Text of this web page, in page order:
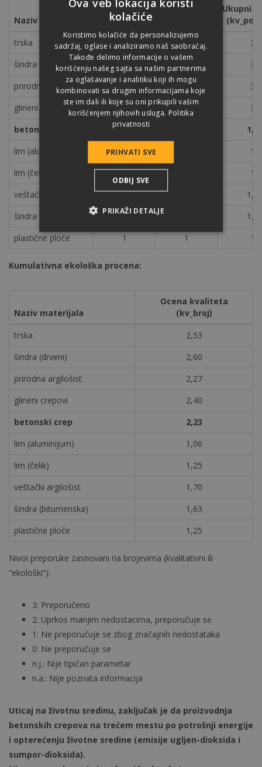
Naziv materijala
Energija
(kv_podbroj)
Recirk. /-
Ukupni
trska
3 3
3
šindra (drveni)
3 3
3
prirodna argilošist
3
3
glineni crepovi
3 3
3
betonski crep
2
1,5
lim (aluminijum)
1
1
lim (čelični)
1
1
veštački argilošist
2
1,5
šindra (bitumenska)
2
1,5
plastične ploče
1 1 1
Kumulativna ekološka procena:
Naziv materijala
Ocena kvaliteta
(kv_broj)
trska
2,53
šindra (drveni)
2,60
prirodna argilošist
2,27
glineni crepovi
2,40
betonski crep
2,23
lim (aluminijum)
1,06
lim (čelik)
1,25
veštački argilošist
1,70
šindra (bitumenska)
1,63
plastične ploče
1,25
Nivoi preporuke zasnovani na brojevima (kvalitativni ili
“ekološki”):
3: Preporučeno
2: Uprkos manjim nedostacima, preporučuje se
1: Ne preporučuje se zbog značajnih nedostataka
0: Ne preporučuje se
n.j.: Nije tipičan parametar
n.a.: Nije poznata informacija
Uticaj na životnu sredinu, zaključak je da proizvodnja
betonskih crepova na trećem mestu po potrošnji energije
i opterećenju životne sredine (emisije ugljen-dioksida i
sumpor-dioksida).
kolačiće
Koristimo kolačiće da personalizujemo
sadržaj, oglase i analiziramo naš saobraćaj.
Takođe delimo informacije o vašem
korišćenju našeg sajta sa našim partnerima
za oglašavanje i analitiku koji ih mogu
kombinovati sa drugim informacijama koje
ste im dali ili koje su oni prikupili vašim
korišćenjem njihovih usluga. Politika
privatnosti
PRIHVATI SVE
ODBIJ SVE
PRIKAŽI DETALJE